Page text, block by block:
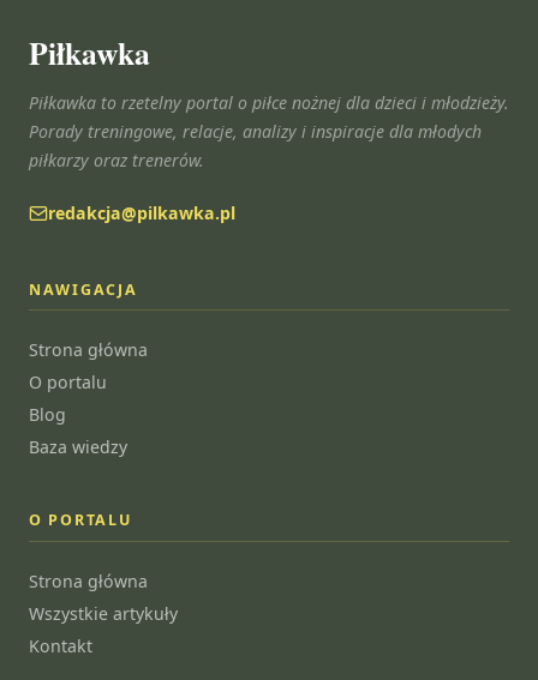
Piłkawka
Piłkawka to rzetelny portal o piłce nożnej dla dzieci i młodzieży.
Porady treningowe, relacje, analizy i inspiracje dla młodych
piłkarzy oraz trenerów.
redakcja@pilkawka.pl
NAWIGACJA
Strona główna
O portalu
Blog
Baza wiedzy
O PORTALU
Strona główna
Wszystkie artykuły
Kontakt